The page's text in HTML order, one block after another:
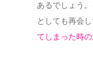
あるでしょう
としても再会
てしまった時